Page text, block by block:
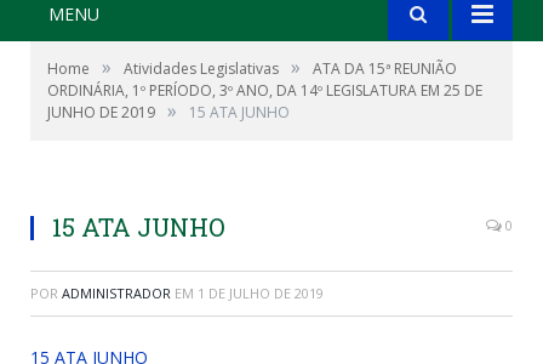
MENU
Home » Atividades Legislativas »
ATA DA 15ª REUNIÃO
ORDINÁRIA, 1º PERÍODO, 3º ANO, DA 14º LEGISLATURA EM 25 DE
JUNHO DE 2019 » 15 ATA JUNHO
15 ATA JUNHO 0
POR ADMINISTRADOR EM 1 DE JULHO DE 2019
15 ATA JUNHO